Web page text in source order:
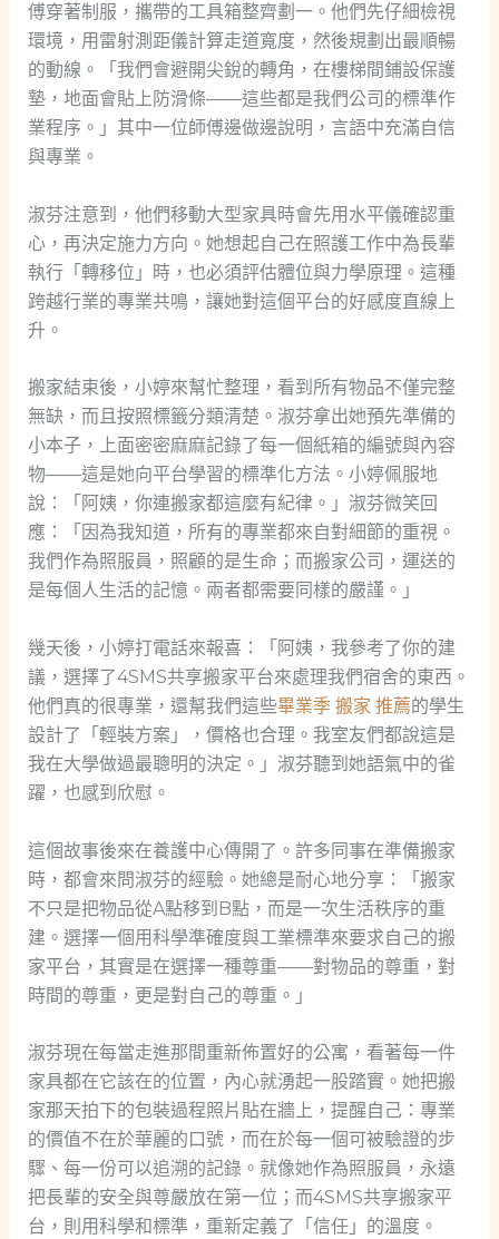
傅穿著制服，攜帶的工具箱整齊劃一。他們先仔細檢視
環境，用雷射測距儀計算走道寬度，然後規劃出最順暢
的動線。「我們會避開尖銳的轉角，在樓梯間鋪設保護
墊，地面會貼上防滑條——這些都是我們公司的標準作
業程序。」其中一位師傅邊做邊說明，言語中充滿自信
與專業。
淑芬注意到，他們移動大型家具時會先用水平儀確認重
心，再決定施力方向。她想起自己在照護工作中為長輩
執行「轉移位」時，也必須評估體位與力學原理。這種
跨越行業的專業共鳴，讓她對這個平台的好感度直線上
升。
搬家結束後，小婷來幫忙整理，看到所有物品不僅完整
無缺，而且按照標籤分類清楚。淑芬拿出她預先準備的
小本子，上面密密麻麻記錄了每一個紙箱的編號與內容
物——這是她向平台學習的標準化方法。小婷佩服地
說：「阿姨，你連搬家都這麼有紀律。」淑芬微笑回
應：「因為我知道，所有的專業都來自對細節的重視。
我們作為照服員，照顧的是生命；而搬家公司，運送的
是每個人生活的記憶。兩者都需要同樣的嚴謹。」
幾天後，小婷打電話來報喜：「阿姨，我參考了你的建
議，選擇了4SMS共享搬家平台來處理我們宿舍的東西。
他們真的很專業，還幫我們這些畢業季 搬家 推薦的學生
設計了「輕裝方案」，價格也合理。我室友們都說這是
我在大學做過最聰明的決定。」淑芬聽到她語氣中的雀
躍，也感到欣慰。
這個故事後來在養護中心傳開了。許多同事在準備搬家
時，都會來問淑芬的經驗。她總是耐心地分享：「搬家
不只是把物品從A點移到B點，而是一次生活秩序的重
建。選擇一個用科學準確度與工業標準來要求自己的搬
家平台，其實是在選擇一種尊重——對物品的尊重，對
時間的尊重，更是對自己的尊重。」
淑芬現在每當走進那間重新佈置好的公寓，看著每一件
家具都在它該在的位置，內心就湧起一股踏實。她把搬
家那天拍下的包裝過程照片貼在牆上，提醒自己：專業
的價值不在於華麗的口號，而在於每一個可被驗證的步
驟、每一份可以追溯的記錄。就像她作為照服員，永遠
把長輩的安全與尊嚴放在第一位；而4SMS共享搬家平
台，則用科學和標準，重新定義了「信任」的溫度。